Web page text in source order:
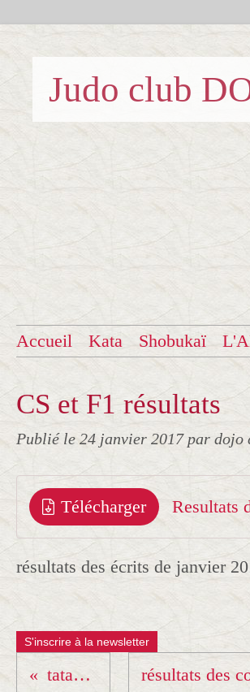
Judo club
Accueil Kata Shobukaï
CS et F1 résultats
Publié le 24 janvier 2017 par dojo
Télécharger Resultats
résultats des écrits de janvier
S'inscrire à la newsletter
tatami !